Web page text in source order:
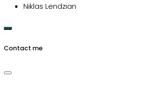
Niklas Lendzian
Contact me